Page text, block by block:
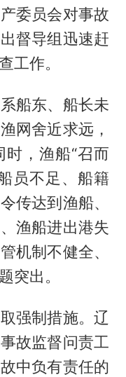
委员会对事故
督导组迅速赶
工作。
船东、船长未
网舍近求远，
，渔船“召而
员不足、船籍
传达到渔船、
渔船进出港失
机制不健全、
突出。
强制措施。辽
故监督问责工
中负有责任的